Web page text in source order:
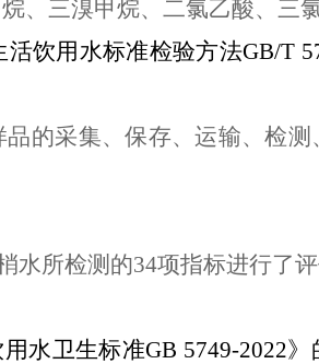
、 三溴甲烷、 二氯乙酸、三
活饮用水标准检验方法GB/T
的采集、保存、运输、检
水所检测的34项指标进行了评
用水卫生标准GB 5749-2022》